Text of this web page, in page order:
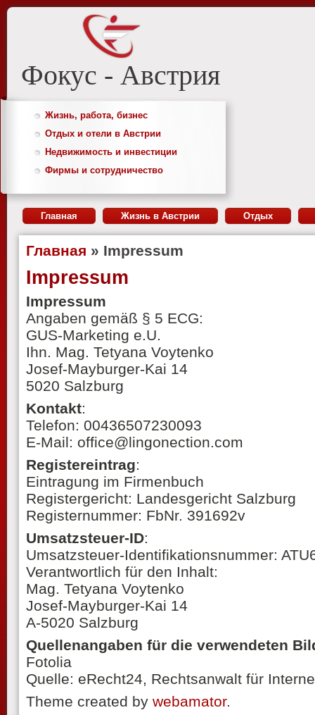
Фокус - Австрия
Жизнь, работа, бизнес
Отдых и отели в Австрии
Недвижимость и инвестиции
Фирмы и сотрудничество
Главная Жизнь в Австрии Отдых
Главная » Impressum
Impressum
Impressum
Angaben gemäß § 5 ECG:
GUS-Marketing e.U.
Ihn. Mag. Tetyana Voytenko
Josef-Mayburger-Kai 14
5020 Salzburg
Kontakt:
Telefon: 00436507230093
E-Mail: office@lingonection.com
Registereintrag:
Eintragung im Firmenbuch
Registergericht: Landesgericht Salzburg
Registernummer: FbNr. 391692v
Umsatzsteuer-ID:
Umsatzsteuer-Identifikationsnummer:
Verantwortlich für den Inhalt:
Mag. Tetyana Voytenko
Josef-Mayburger-Kai 14
A-5020 Salzburg
Quellenangaben für die verwendeten
Fotolia
Quelle: eRecht24, Rechtsanwalt für
Theme created by webamator.